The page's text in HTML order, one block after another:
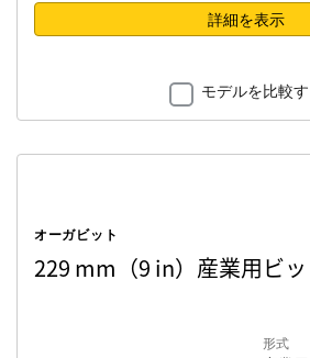
詳細を表示
モデルを比較
オーガビット
229 mm（9 in）産業用ビッ
形式